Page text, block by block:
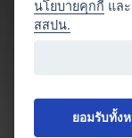
นโยบายคุกกี้ แล
สสปน.
ยอมรับทั้ง